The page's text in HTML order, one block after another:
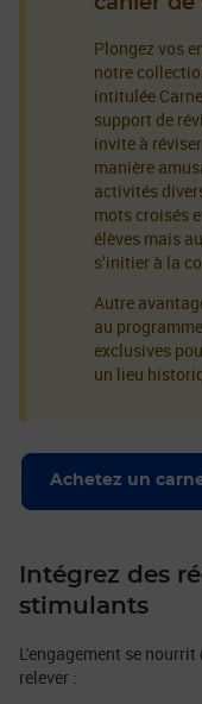
Plongez vos
notre
intitulée
support de
invite à
manière
activités
mots croisés
élèves mais
s’initier à la
Autre
au
exclusives
un lieu
Achetez un
Intégrez des
stimulants
L'engagement se
relever :